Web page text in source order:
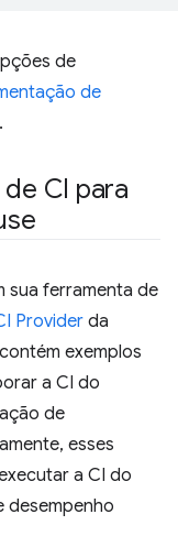
de
de
CI para
sua ferramenta de
Providerda
exemplos
a CI do
de
esses
a CI do
desempenho